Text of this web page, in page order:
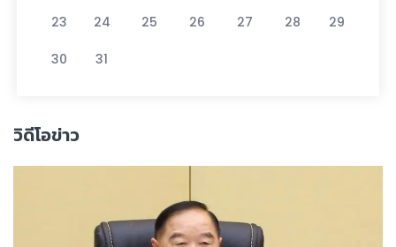
23 24 25 26 27 28 29
30 31
วิดีโอข่าว